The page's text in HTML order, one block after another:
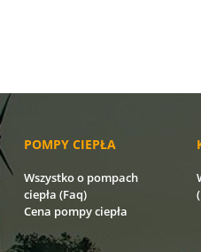
POMPY CIEPŁA
Wszystko o pompach
ciepła (Faq)
Cena pompy ciepła